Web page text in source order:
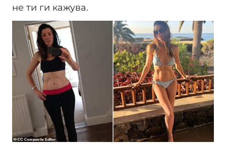
не ти ги кажува.